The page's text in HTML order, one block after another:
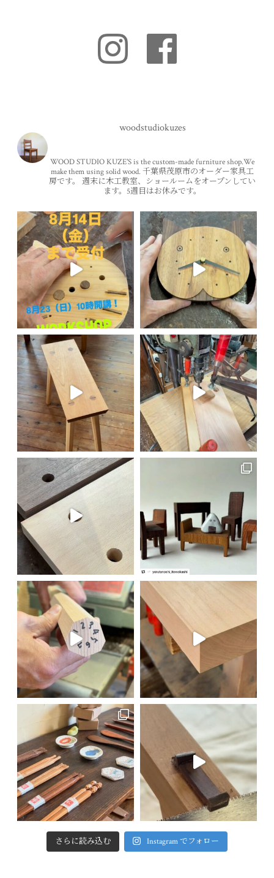
woodstudiokuzes
WOOD STUDIO KUZE'S is the custom-made furniture shop.We
make them using solid wood. 千葉県茂原市のオーダー家具工
房です。
週末に木工教室、ショールームをオープンしてい
ます。5週目はお休みです。
さらに読み込む Instagram でフォロー